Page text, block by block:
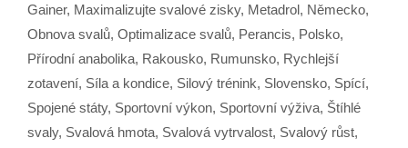
Gainer, Maximalizujte svalové zisky, Metadrol, Německo,
Obnova svalů, Optimalizace svalů, Perancis, Polsko,
Přírodní anabolika, Rakousko, Rumunsko, Rychlejší
zotavení, Síla a kondice, Silový trénink, Slovensko, Spící,
Spojené státy, Sportovní výkon, Sportovní výživa, Štíhlé
svaly, Svalová hmota, Svalová vytrvalost, Svalový růst,